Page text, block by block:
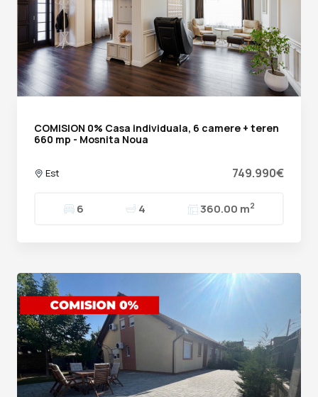
COMISION 0% Casa individuala, 6 camere + teren
660 mp - Mosnita Noua
Est 749.990€
6 4 360.00 m2